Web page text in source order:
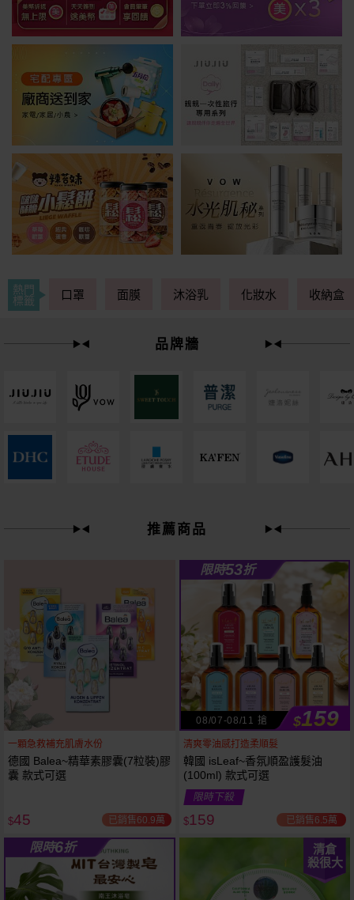
熱門
標籤
口罩 面膜 沐浴乳 化妝水 收納盒
品牌牆
推薦商品
一顆急救補充肌膚水份
德國 Balea~精華素膠囊(7粒裝)膠
囊 款式可選
$45 已銷售60.9萬
限時53折
08/07-08/11 搶 $159
清爽零油感打造柔順髮
韓國 isLeaf~香氛順盈護髮油
(100ml) 款式可選
限時下殺
$159 已銷售6.5萬
限時6折
清倉
殺很大